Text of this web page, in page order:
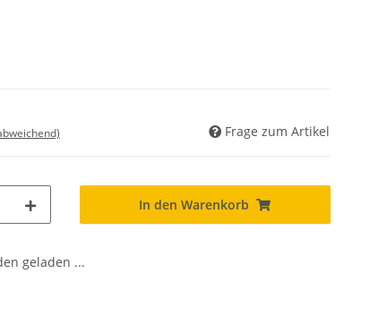
Frage zum Artikel
In den Warenkorb
geladen ...